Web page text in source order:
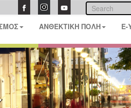
ΑΝΘΕΚΤΙΚΗ ΠΟΛΗ E-